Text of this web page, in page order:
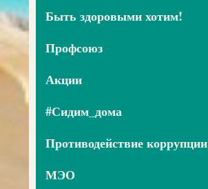
Быть здоровыми хотим!
Профсоюз
Акции
#Сидим_дома
Противодействие коррупции
МЭО